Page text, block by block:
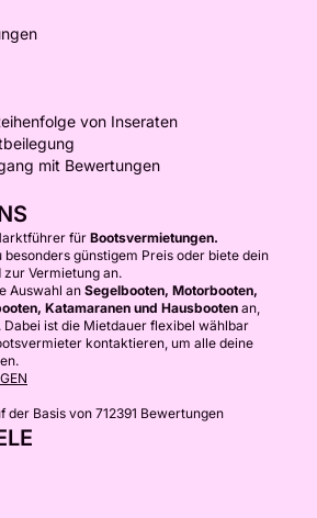
von Inseraten
mit Bewertungen
für Bootsvermietungen.
besonders günstigem Preis oder biete dein
Vermietung an.
Auswahl anSegelbooten, Motorbooten,
Katamaranen und Hausbooten an,
Dabei ist die Mietdauer flexibel wählbar
kontaktieren, um alle deine
der Basis von 712391 Bewertungen